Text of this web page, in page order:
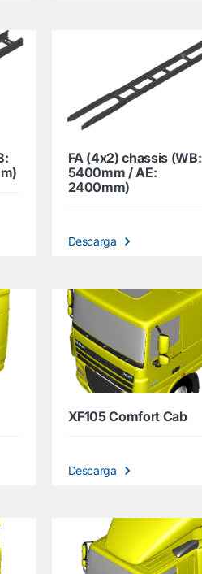
FA (4x2) chassis (WB:
5400mm / AE:
2400mm)
Descarga
XF105 Comfort Cab
Descarga